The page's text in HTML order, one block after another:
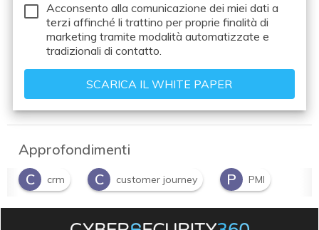
Acconsento alla comunicazione dei miei dati a
terzi affinché li trattino per proprie finalità di
marketing tramite modalità automatizzate e
tradizionali di contatto.
Approfondimenti
C
crm C customer journey P PMI